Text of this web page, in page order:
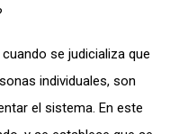
se judicializa que
individuales, son
el sistema. En este